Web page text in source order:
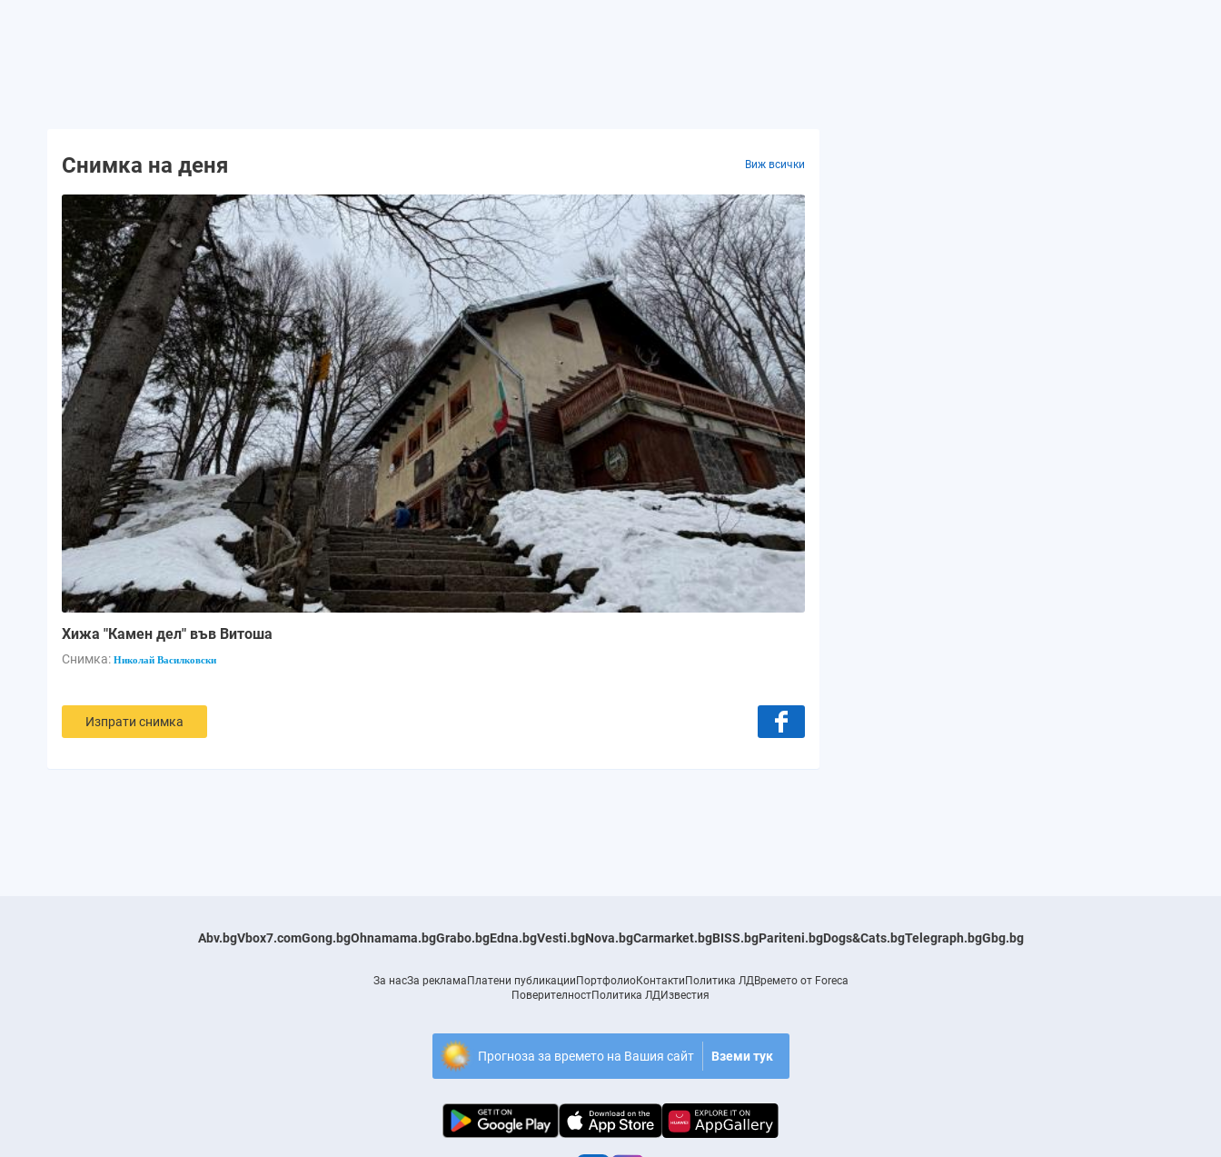
Снимка на деня Виж всички
Хижа "Камен дел" във Витоша
Снимка: Николай Василковски
Изпрати снимка
Abv.bgVbox7.comGong.bgOhnamama.bgGrabo.bgEdna.bgVesti.bgNova.bgCarmarket.bgBISS.bgPariteni.bgDogs&Cats.bgTelegraph.bgGbg.bg
За насЗа рекламаПлатени публикацииПортфолиоКонтактиПолитика ЛДВремето от Foreca
ПоверителностПолитика ЛДИзвестия
Прогноза за времето на Вашия сайт Вземи тук